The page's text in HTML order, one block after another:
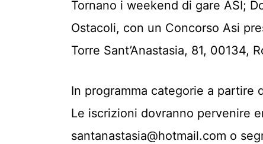
Tornano i weekend di gare ASI;
Ostacoli, con un Concorso Asi
Torre Sant’Anastasia, 81, 00134,
In programma categorie a partire
Le iscrizioni dovranno pervenire
santanastasia@hotmail.com o